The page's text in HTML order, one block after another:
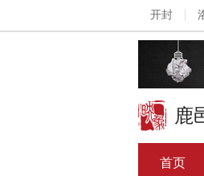
开封
鹿
首页